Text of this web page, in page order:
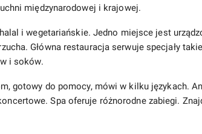
międzynarodowej i krajowej.
i wegetariańskie. Jedno miejsce jest
Główna restauracja serwuje specjały
i soków.
gotowy do pomocy, mówi w kilku językach.
Spa oferuje różnorodne zabiegi.